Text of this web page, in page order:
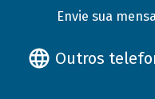
Envie sua
Outros